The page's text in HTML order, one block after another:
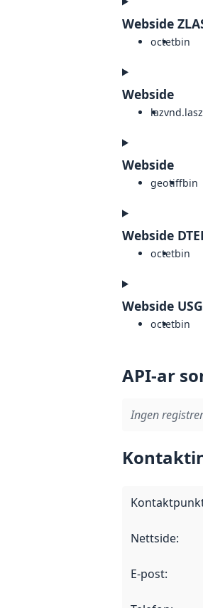
Webside
octetbin
Webside
laz
Webside
geotiffbin
Webside
octetbin
Webside
octetbin
API-ar
Ingen
Nettside:
E-post: